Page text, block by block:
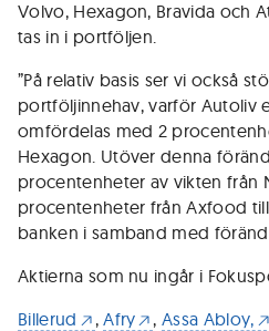
Volvo, Hexagon, Bravida och
tas in i portföljen.
”På relativ basis ser vi också
portföljinnehav, varför Autoliv
omfördelas med 2
Hexagon. Utöver denna
procentenheter av vikten från
procentenheter från Axfood
banken i samband med
Aktierna som nu ingår i
Billerud
,Afry ,Assa Abloy,